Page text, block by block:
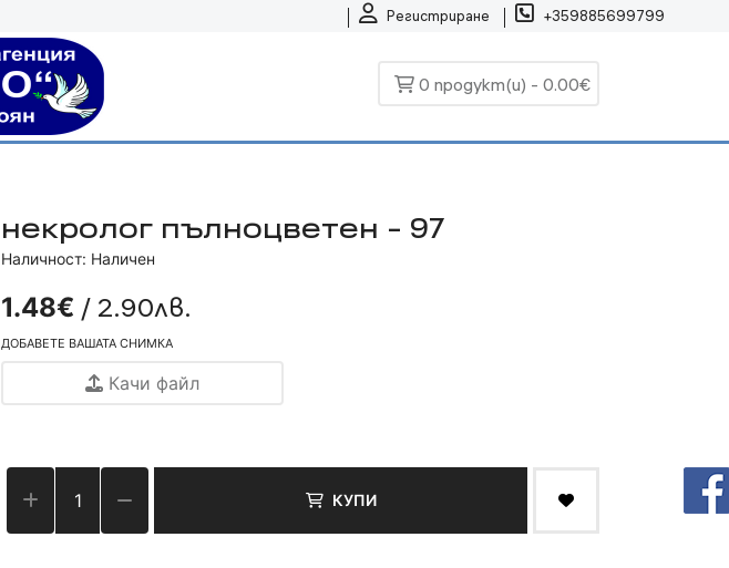
Регистриране +359885699799
0 продукт(и) - 0.00€
некролог пълноцветен - 97
Наличност: Наличен
1.48€ / 2.90лв.
ДОБАВЕТЕ ВАШАТА СНИМКА
Качи файл
КУПИ